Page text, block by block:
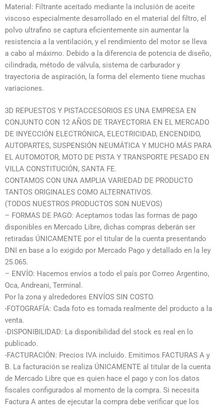
Material: Filtrante aceitado mediante la inclusión de aceite
viscoso especialmente desarrollado en el material del filtro, el
polvo ultrafino se captura eficientemente sin aumentar la
resistencia a la ventilación, y el rendimiento del motor se lleva
a cabo al máximo. Debido a la diferencia de potencia de diseño,
cilindrada, método de válvula, sistema de carburador y
trayectoria de aspiración, la forma del elemento tiene muchas
variaciones.
3D REPUESTOS Y PISTACCESORIOS ES UNA EMPRESA EN
CONJUNTO CON 12 AÑOS DE TRAYECTORIA EN EL MERCADO
DE INYECCIÓN ELECTRÓNICA, ELECTRICIDAD, ENCENDIDO,
AUTOPARTES, SUSPENSIÓN NEUMÁTICA Y MUCHO MÁS PARA
EL AUTOMOTOR, MOTO DE PISTA Y TRANSPORTE PESADO EN
VILLA CONSTITUCIÓN, SANTA FE.
CONTAMOS CON UNA AMPLIA VARIEDAD DE PRODUCTO
TANTOS ORIGINALES COMO ALTERNATIVOS.
(TODOS NUESTROS PRODUCTOS SON NUEVOS)
– FORMAS DE PAGO: Aceptamos todas las formas de pago
disponibles en Mercado Libre, dichas compras deberán ser
retiradas ÚNICAMENTE por el titular de la cuenta presentando
DNI en base a lo exigido por Mercado Pago y detallado en la ley
25.065.
– ENVÍO: Hacemos envíos a todo el país por Correo Argentino,
Oca, Andreani, Terminal.
Por la zona y alrededores ENVÍOS SIN COSTO.
-FOTOGRAFÍA: Cada foto es tomada realmente del producto a la
venta.
-DISPONIBILIDAD: La disponibilidad del stock es real en lo
publicado.
-FACTURACIÓN: Precios IVA incluido. Emitimos FACTURAS A y
B. La facturación se realiza ÚNICAMENTE al titular de la cuenta
de Mercado Libre que es quien hace el pago y con los datos
fiscales configurados al momento de la compra. Si necesita
Factura A antes de ejecutar la compra debe verificar que los